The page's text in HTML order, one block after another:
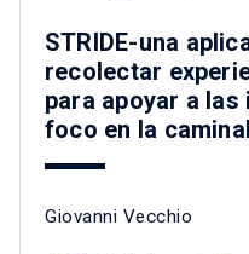
STRIDE-una
recolectar
para apoyar a
foco en la
Giovanni Vecchio